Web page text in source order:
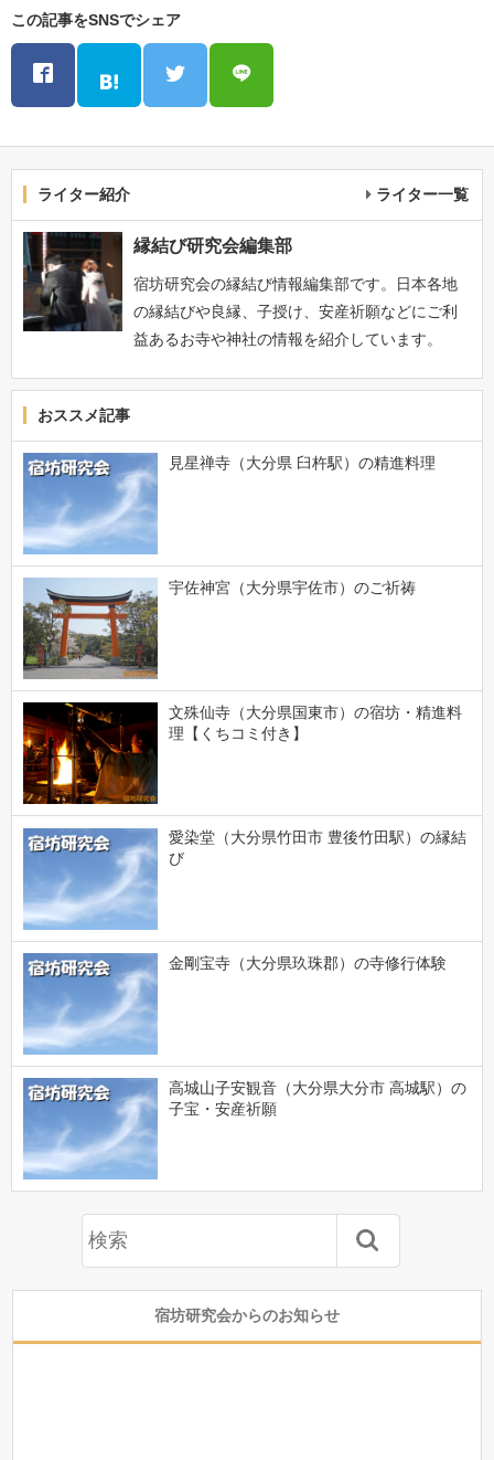
この記事をSNSでシェア
ライター紹介 ライター一覧
縁結び研究会編集部
宿坊研究会の縁結び情報編集部です。日本各地
の縁結びや良縁、子授け、安産祈願などにご利
益あるお寺や神社の情報を紹介しています。
おススメ記事
見星禅寺（大分県 臼杵駅）の精進料理
宇佐神宮（大分県宇佐市）のご祈祷
文殊仙寺（大分県国東市）の宿坊・精進料
理【くちコミ付き】
愛染堂（大分県竹田市 豊後竹田駅）の縁結
び
金剛宝寺（大分県玖珠郡）の寺修行体験
高城山子安観音（大分県大分市 高城駅）の
子宝・安産祈願
宿坊研究会からのお知らせ